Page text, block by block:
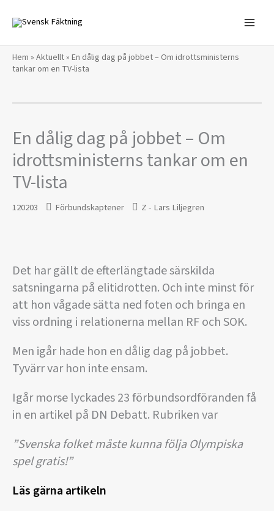
innehåll
Hem » Aktuellt» En dålig dag på jobbet – Om idrottsministerns
tankar om en TV-lista
En dålig dag på jobbet – Om
idrottsministerns tankar om en
TV-lista
120203 Förbundskaptener Z - Lars Liljegren
Det har gällt de efterlängtade särskilda
satsningarna på elitidrotten. Och inte minst för
att hon vågade sätta ned foten och bringa en
viss ordning i relationerna mellan RF och SOK.
Men igår hade hon en dålig dag på jobbet.
Tyvärr var hon inte ensam.
Igår morse lyckades 23 förbundsordföranden få
in en artikel på DN Debatt. Rubriken var
”Svenska folket måste kunna följa Olympiska
spel gratis!”
Läs gärna artikeln